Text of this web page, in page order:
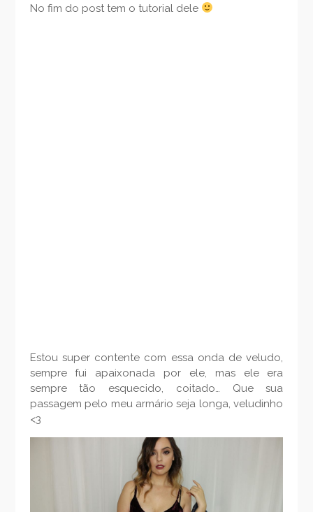
No fim do post tem o tutorial dele
Estou super contente com essa onda de veludo,
sempre fui apaixonada por ele, mas ele era
sempre tão esquecido, coitado… Que sua
passagem pelo meu armário seja longa, veludinho
<3